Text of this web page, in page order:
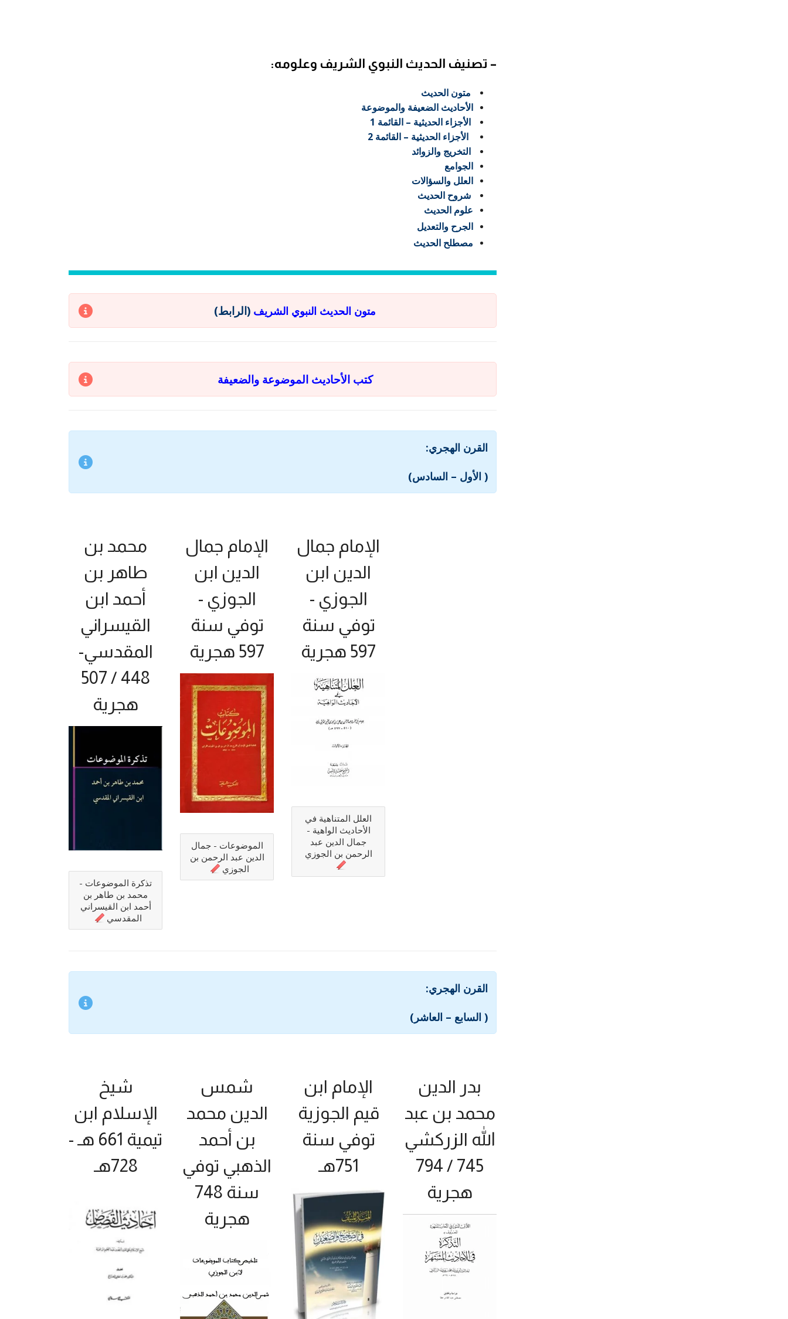
– تصنيف الحديث النبوي الشريف وعلومه:
متون الحديث
الأحاديث الضعيفة والموضوعة
الأجزاء الحديثية – القائمة 1
الأجزاء الحديثية – القائمة 2
التخريج والزوائد
الجوامع
العلل والسؤالات
شروح الحديث
علوم الحديث
الجرح والتعديل
مصطلح الحديث
متون الحديث النبوي الشريف (الرابط)
كتب الأحاديث الموضوعة والضعيفة
القرن الهجري:
( الأول – السادس)
محمد بن
طاهر بن
أحمد ابن
القيسراني
المقدسي-
448 / 507
هجرية
تذكرة الموضوعات -
محمد بن طاهر بن
أحمد ابن القيسراني
المقدسي
الإمام جمال
الدين ابن
الجوزي -
توفي سنة
597 هجرية
الموضوعات - جمال
الدين عبد الرحمن بن
الجوزي
الإمام جمال
الدين ابن
الجوزي -
توفي سنة
597 هجرية
العلل المتناهية في
الأحاديث الواهية -
جمال الدين عبد
الرحمن بن الجوزي
القرن الهجري:
( السابع – العاشر)
شيخ
الإسلام ابن
تيمية 661 هـ -
728هـ
شمس
الدين محمد
بن أحمد
الذهبي توفي
سنة 748
هجرية
الإمام ابن
قيم الجوزية
توفي سنة
751هـ
بدر الدين
محمد بن عبد
الله الزركشي
745 / 794
هجرية